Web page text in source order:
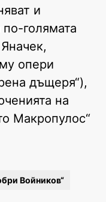
и
голямата
опери
дъщеря“),
на
Макропулос“
Войников“